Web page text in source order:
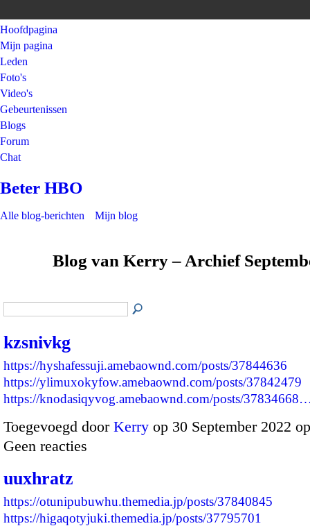
Hoofdpagina
Mijn pagina
Leden
Foto's
Video's
Gebeurtenissen
Blogs
Forum
Chat
Beter HBO
Alle blog-berichten Mijn blog
Blog van Kerry – Archief
kzsnivkg
https://hyshafessuji.amebaownd.com/posts/37844636
https://ylimuxokyfow.amebaownd.com/posts/37842479
https://knodasiqyvog.amebaownd.com/posts/
Toegevoegd door Kerry op 30 September 2022
Geen reacties
uuxhratz
https://otunipubuwhu.themedia.jp/posts/37840845
https://higaqotyjuki.themedia.jp/posts/37795701